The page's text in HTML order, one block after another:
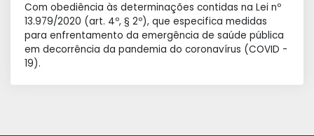
Com obediência às determinações contidas na Lei nº
13.979/2020 (art. 4º, § 2º), que especifica medidas
para enfrentamento da emergência de saúde pública
em decorrência da pandemia do coronavírus (COVID -
19).